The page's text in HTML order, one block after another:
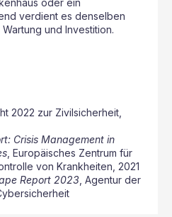
oder ein
verdient es denselben
und Investition.
2022 zur Zivilsicherheit,
Crisis Management in
, Europäisches Zentrum für
von Krankheiten, 2021
Report 2023 , Agentur der